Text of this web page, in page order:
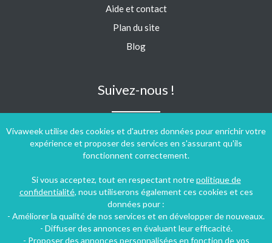
Vivaweek utilise des cookies et d'autres données pour enrichir votre
expérience et proposer des services en s'assurant qu'ils
fonctionnent correctement.
Si vous acceptez, tout en respectant notrepolitique de
confidentialité, nous utiliserons également ces cookies et ces
données pour :
- Améliorer la qualité de nos services et en développer de nouveaux.
- Diffuser des annonces en évaluant leur efficacité.
- Proposer des annonces personnalisées en fonction de vos
Aide et contact
Plan du site
Blog
Suivez-nous !